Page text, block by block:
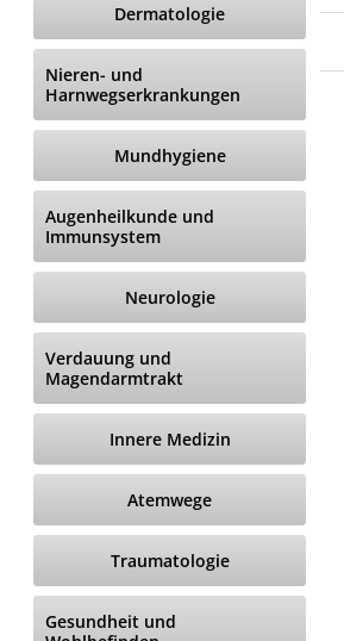
Dermatologie
Nieren- und
Harnwegserkrankungen
Mundhygiene
Augenheilkunde und
Immunsystem
Neurologie
Verdauung und
Magendarmtrakt
Innere Medizin
Atemwege
Traumatologie
Gesundheit und